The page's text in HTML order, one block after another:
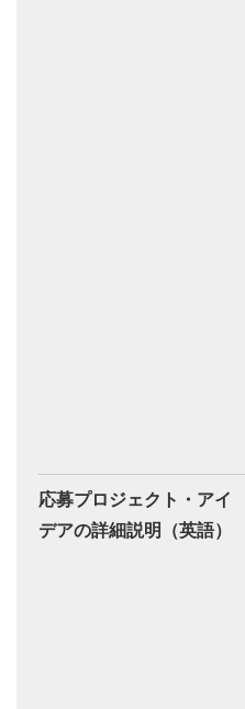
応募プロジェクト・アイ
デアの詳細説明（英語）